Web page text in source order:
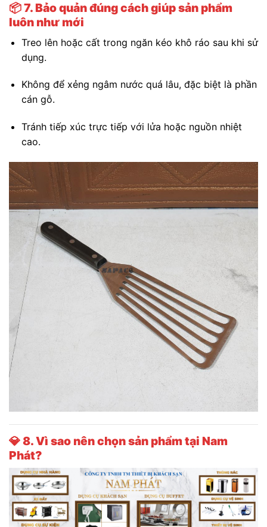
📦7. Bảo quản đúng cách giúp sản phẩm
luôn như mới
Treo lên hoặc cất trong ngăn kéo khô ráo sau khi sử
dụng.
Không để xẻng ngâm nước quá lâu, đặc biệt là phần
cán gỗ.
Tránh tiếp xúc trực tiếp với lửa hoặc nguồn nhiệt
cao.
💎8. Vì sao nên chọn sản phẩm tại Nam
Phát?